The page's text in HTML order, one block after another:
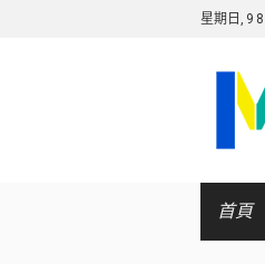
星期日, 9 8
首頁